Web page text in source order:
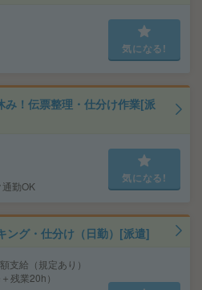
気になる!
み！伝票整理・仕分け作業[派
勤OK
気になる!
ング・仕分け（日勤）[派遣]
支給（規定あり）
残業20h）